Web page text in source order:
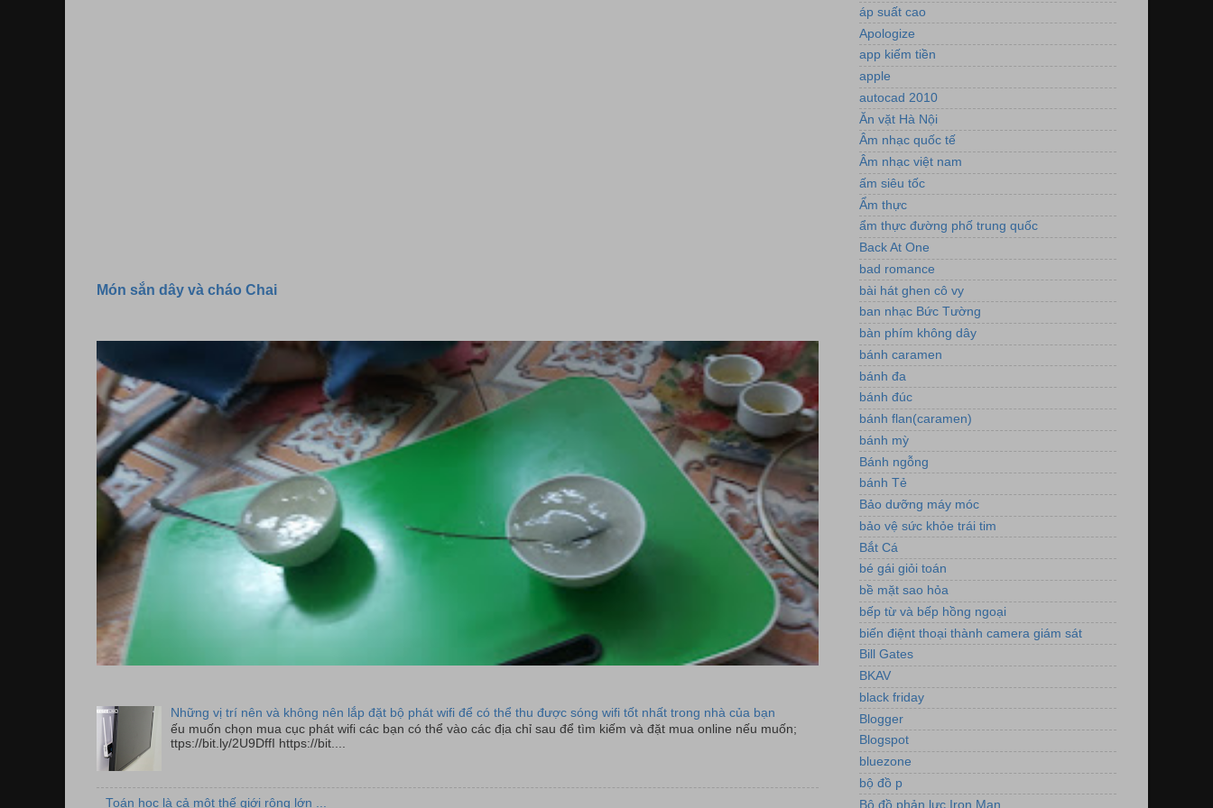
Món sắn dây và cháo Chai
Những vị trí nên và không nên lắp đặt bộ phát wifi để có thể thu được sóng wifi tốt nhất trong nhà của bạn
ếu muốn chọn mua cục phát wifi các bạn có thể vào các địa chỉ sau để tìm kiếm và đặt mua online nếu muốn;
ttps://bit.ly/2U9DffI https://bit....
Toán học là cả một thế giới rộng lớn ...
áp suất cao
Apologize
app kiếm tiền
apple
autocad 2010
Ăn vặt Hà Nội
Âm nhạc quốc tế
Âm nhạc việt nam
ấm siêu tốc
Ẩm thực
ẩm thực đường phố trung quốc
Back At One
bad romance
bài hát ghen cô vy
ban nhạc Bức Tường
bàn phím không dây
bánh caramen
bánh đa
bánh đúc
bánh flan(caramen)
bánh mỳ
Bánh ngỗng
bánh Tẻ
Bảo dưỡng máy móc
bảo vệ sức khỏe trái tim
Bắt Cá
bé gái giỏi toán
bề mặt sao hỏa
bếp từ và bếp hồng ngoại
biến điệnt thoại thành camera giám sát
Bill Gates
BKAV
black friday
Blogger
Blogspot
bluezone
bộ đồ p
Bộ đồ phản lực Iron Man